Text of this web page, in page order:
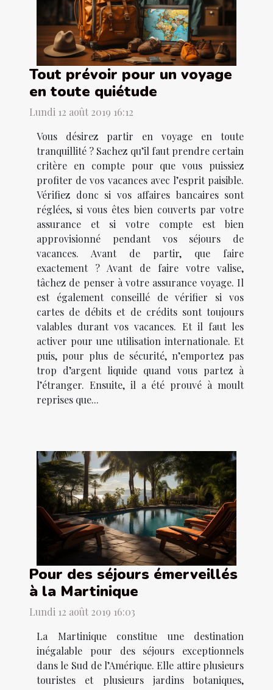
Tout prévoir pour un voyage
en toute quiétude
Lundi 12 août 2019 16:12
Vous désirez partir en voyage en toute
tranquillité ? Sachez qu’il faut prendre certain
critère en compte pour que vous puissiez
profiter de vos vacances avec l’esprit paisible.
Vérifiez donc si vos affaires bancaires sont
réglées, si vous êtes bien couverts par votre
assurance et si votre compte est bien
approvisionné pendant vos séjours de
vacances. Avant de partir, que faire
exactement ? Avant de faire votre valise,
tâchez de penser à votre assurance voyage. Il
est également conseillé de vérifier si vos
cartes de débits et de crédits sont toujours
valables durant vos vacances. Et il faut les
activer pour une utilisation internationale. Et
puis, pour plus de sécurité, n’emportez pas
trop d’argent liquide quand vous partez à
l’étranger. Ensuite, il a été prouvé à moult
reprises que...
Pour des séjours émerveillés
à la Martinique
Lundi 12 août 2019 16:03
La Martinique constitue une destination
inégalable pour des séjours exceptionnels
dans le Sud de l’Amérique. Elle attire plusieurs
touristes et plusieurs jardins botaniques,